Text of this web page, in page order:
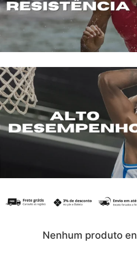
Nenhum produto